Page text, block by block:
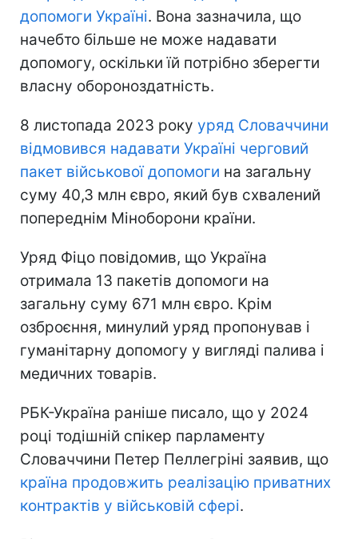
допомоги Україні. Вона зазначила, що
начебто більше не може надавати
допомогу, оскільки їй потрібно зберегти
власну обороноздатність.
8 листопада 2023 року уряд Словаччини
відмовився надавати Україні черговий
пакет військової допомоги на загальну
суму 40,3 млн євро, який був схвалений
попереднім Міноборони країни.
Уряд Фіцо повідомив, що Україна
отримала 13 пакетів допомоги на
загальну суму 671 млн євро. Крім
озброєння, минулий уряд пропонував і
гуманітарну допомогу у вигляді палива і
медичних товарів.
РБК-Україна раніше писало, що у 2024
році тодішній спікер парламенту
Словаччини Петер Пеллегріні заявив, що
країна продовжить реалізацію приватних
контрактів у військовій сфері.